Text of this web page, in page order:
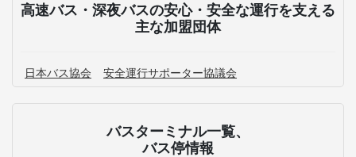
高速バス・深夜バスの安心・安全な運行を支える
主な加盟団体
日本バス協会 安全運行サポーター協議会
バスターミナル一覧、
バス停情報